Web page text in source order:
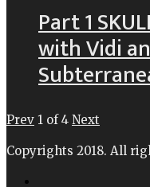
Part 1
with Vidi
Prev 1 of 4 Next
Copyrights 2018. All